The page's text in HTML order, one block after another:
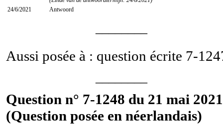
24/6/2021
Antwoord
Aussi posée à : question écrite 7-
Question n° 7-1248 du 21 mai
(Question posée en néerlandais)